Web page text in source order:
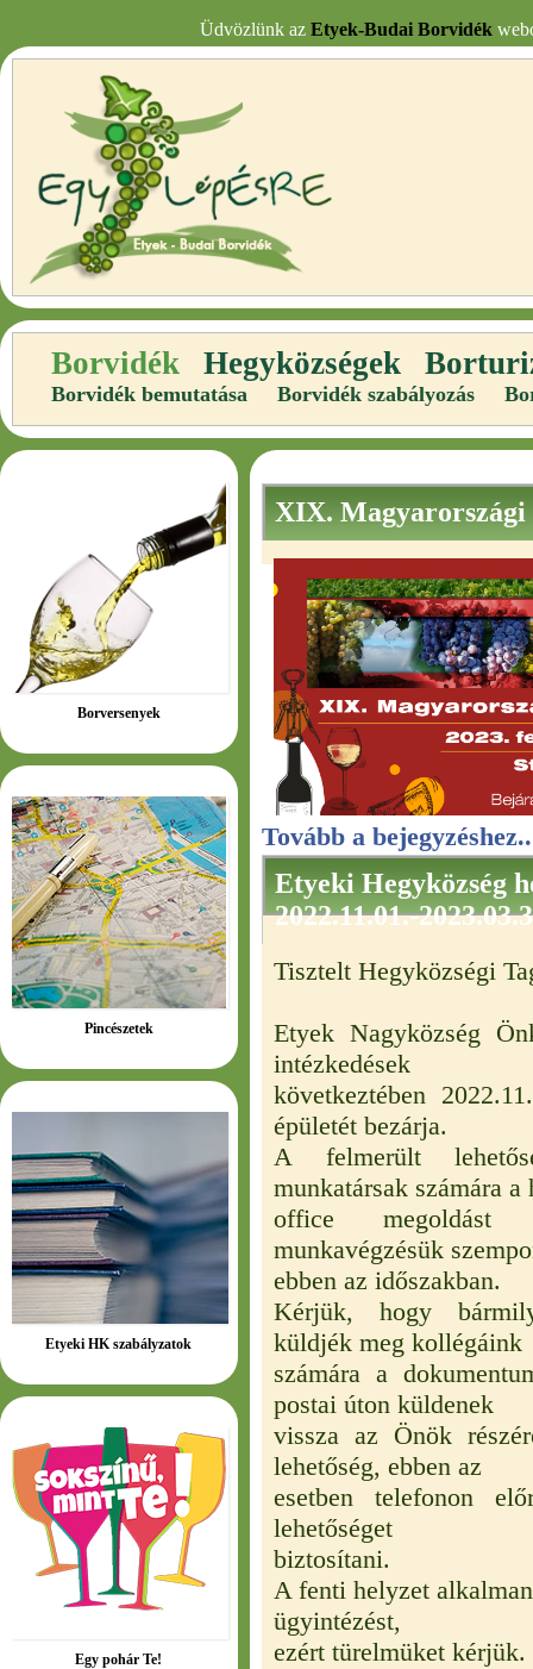
Üdvözlünk az Etyek-Budai Borvidék
Borvidék Hegyközségek
Borvidék bemutatása Borvidék szabályozás
Borversenyek
Pincészetek
Etyeki HK szabályzatok
Egy pohár Te!
XIX. Magyarországi
Tovább a
Etyeki Hegyközség
2022.11.01.-
Tisztelt Hegyközségi
Etyek Nagyközség
intézkedések
következtében
épületét bezárja.
A felmerült
munkatársak számára a
office megoldást
munkavégzésük
ebben az időszakban.
Kérjük, hogy
küldjék meg kollégáink
számára a
postai úton küldenek
vissza az Önök
lehetőség, ebben az
esetben telefonon
lehetőséget
biztosítani.
A fenti helyzet
ügyintézést,
ezért türelmüket kérjük.